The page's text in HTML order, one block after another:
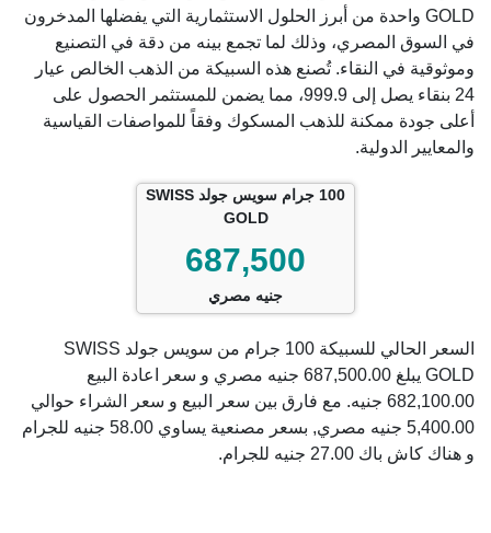
GOLD واحدة من أبرز الحلول الاستثمارية التي يفضلها المدخرون
في السوق المصري، وذلك لما تجمع بينه من دقة في التصنيع
وموثوقية في النقاء. تُصنع هذه السبيكة من الذهب الخالص عيار
24 بنقاء يصل إلى 999.9، مما يضمن للمستثمر الحصول على
أعلى جودة ممكنة للذهب المسكوك وفقاً للمواصفات القياسية
والمعايير الدولية.
100 جرام سويس جولد SWISS
GOLD
687,500
جنيه مصري
السعر الحالي للسبيكة 100 جرام من سويس جولد SWISS
GOLD يبلغ 687,500.00 جنيه مصري و سعر اعادة البيع
682,100.00 جنيه. مع فارق بين سعر البيع و سعر الشراء حوالي
5,400.00 جنيه مصري, بسعر مصنعية يساوي 58.00 جنيه للجرام
و هناك كاش باك 27.00 جنيه للجرام.